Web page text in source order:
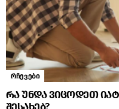
რჩევები
რა უნდა ვიცოდეთ